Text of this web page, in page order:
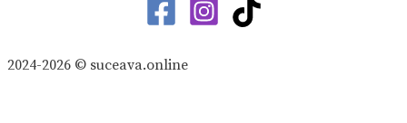
2024-2026 © suceava.online